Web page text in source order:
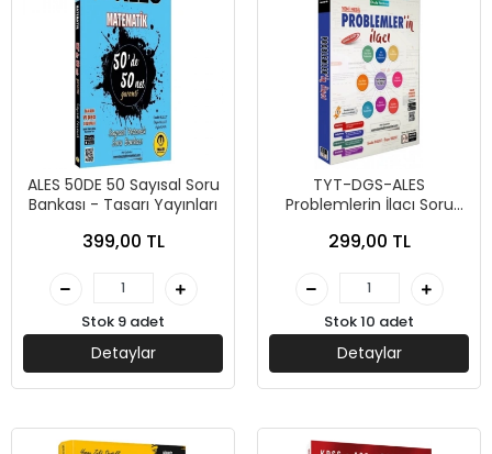
ALES 50DE 50 Sayısal Soru
Bankası - Tasarı Yayınları
399,00 TL
Stok 9 adet
Detaylar
TYT-DGS-ALES
Problemlerin İlacı Soru
299,00 TL
Stok 10 adet
Detaylar